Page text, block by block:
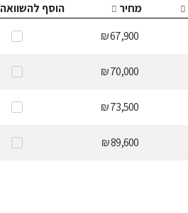
מחיר
הוסף להשוואה
67,900 ₪
70,000 ₪
73,500 ₪
89,600 ₪